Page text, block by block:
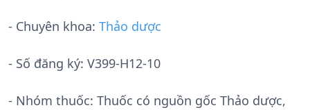
- Chuyên khoa: Thảo dược
- Số đăng ký: V399-H12-10
- Nhóm thuốc: Thuốc có nguồn gốc Thảo dược,